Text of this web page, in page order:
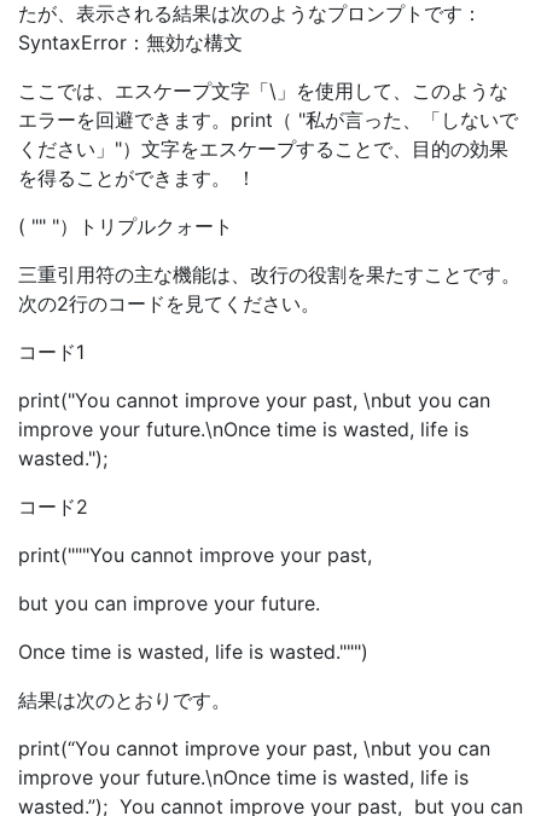
たが、表示される結果は次のようなプロンプトです：
SyntaxError：無効な構文
ここでは、エスケープ文字「\」を使用して、このような
エラーを回避できます。print（ "私が言った、「しないで
ください」"）文字をエスケープすることで、目的の効果
を得ることができます。 ！
( "" "）トリプルクォート
三重引用符の主な機能は、改行の役割を果たすことです。
次の2行のコードを見てください。
コード1
print("You cannot improve your past, \nbut you can
improve your future.\nOnce time is wasted, life is
wasted.");
コード2
print("""You cannot improve your past,
but you can improve your future.
Once time is wasted, life is wasted.""")
結果は次のとおりです。
print(“You cannot improve your past, \nbut you can
improve your future.\nOnce time is wasted, life is
wasted.”); You cannot improve your past, but you can